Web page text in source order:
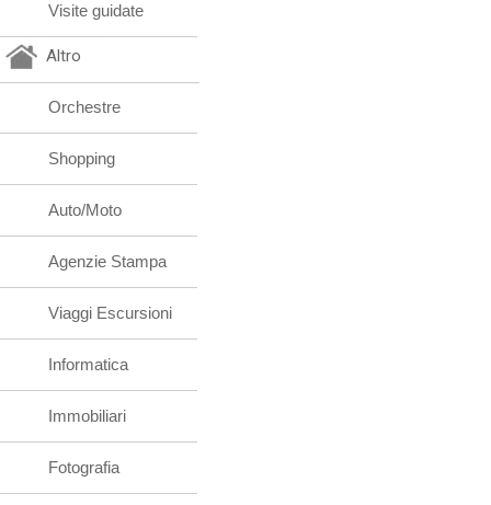
Visite guidate
Altro
Orchestre
Shopping
Auto/Moto
Agenzie Stampa
Viaggi Escursioni
Informatica
Immobiliari
Fotografia